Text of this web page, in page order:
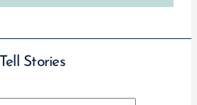
Stories